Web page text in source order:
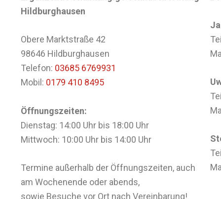
Hildburghausen
Obere Marktstraße 42
98646 Hildburghausen
Telefon: 03685 6769931
Mobil: 0179 410 8495
Öffnungszeiten:
Dienstag: 14:00 Uhr bis 18:00 Uhr
Mittwoch: 10:00 Uhr bis 14:00 Uhr
Termine außerhalb der Öffnungszeiten, auch
am Wochenende oder abends,
sowie Besuche vor Ort nach Vereinbarung!